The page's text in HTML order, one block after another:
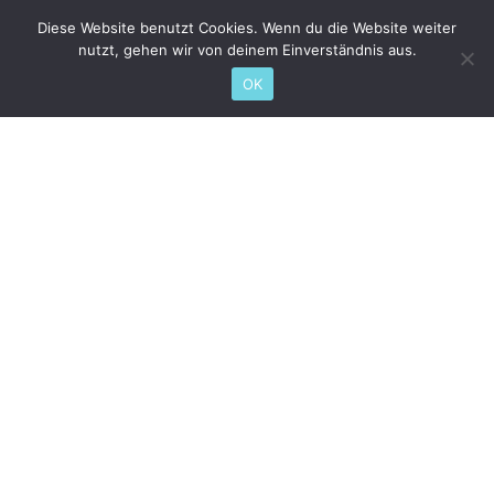
Diese Website benutzt Cookies. Wenn du die Website weiter
nutzt, gehen wir von deinem Einverständnis aus.
OK